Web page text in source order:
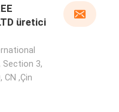
üretici
Section 3,
CN ,Çin